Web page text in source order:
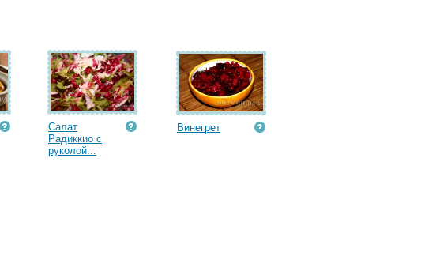
Салат
Радиккио с
руколой...
Винегрет